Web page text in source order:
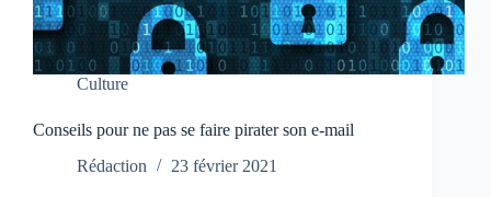
Culture
Conseils pour ne pas se faire pirater son e-mail
Rédaction
23 février 2021